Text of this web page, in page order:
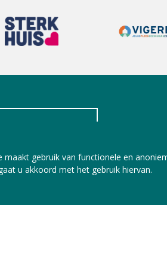
maakt gebruik van functionele en
u akkoord met het gebruik hiervan.